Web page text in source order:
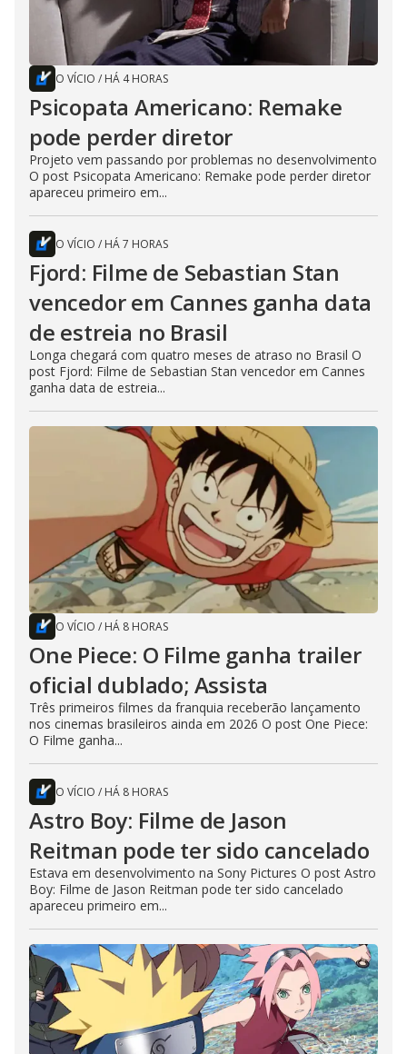
O VÍCIO / HÁ 4 HORAS
Psicopata Americano: Remake
pode perder diretor
Projeto vem passando por problemas no desenvolvimento
O post Psicopata Americano: Remake pode perder diretor
apareceu primeiro em...
O VÍCIO / HÁ 7 HORAS
Fjord: Filme de Sebastian Stan
vencedor em Cannes ganha data
de estreia no Brasil
Longa chegará com quatro meses de atraso no Brasil O
post Fjord: Filme de Sebastian Stan vencedor em Cannes
ganha data de estreia...
O VÍCIO / HÁ 8 HORAS
One Piece: O Filme ganha trailer
oficial dublado; Assista
Três primeiros filmes da franquia receberão lançamento
nos cinemas brasileiros ainda em 2026 O post One Piece:
O Filme ganha...
O VÍCIO / HÁ 8 HORAS
Astro Boy: Filme de Jason
Reitman pode ter sido cancelado
Estava em desenvolvimento na Sony Pictures O post Astro
Boy: Filme de Jason Reitman pode ter sido cancelado
apareceu primeiro em...